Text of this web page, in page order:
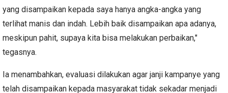
yang disampaikan kepada saya hanya angka-angka yang
terlihat manis dan indah. Lebih baik disampaikan apa adanya,
meskipun pahit, supaya kita bisa melakukan perbaikan,"
tegasnya.
Ia menambahkan, evaluasi dilakukan agar janji kampanye yang
telah disampaikan kepada masyarakat tidak sekadar menjadi